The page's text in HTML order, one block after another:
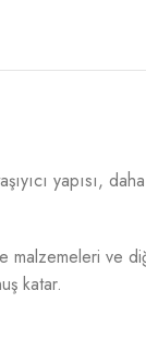
yapısı,
malzemeleri ve
katar.